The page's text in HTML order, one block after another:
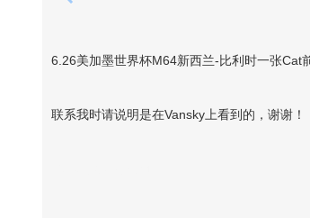
6.26美加墨世界杯M64新西兰-比利时一张Cat
联系我时请说明是在Vansky上看到的，谢谢！